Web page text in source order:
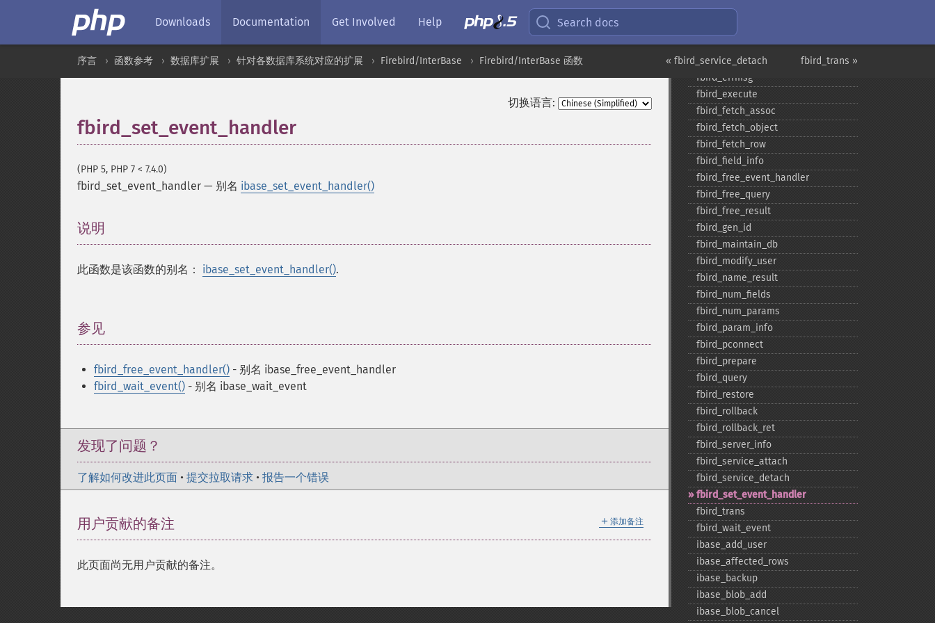
Downloads Documentation Get Involved Help Search docs
fbird_trans »
« fbird_service_detach
序言 函数参考 数据库扩展 针对各数据库系统对应的扩展 Firebird/InterBase Firebird/InterBase 函数
切换语言:
fbird_set_event_handler
(PHP 5, PHP 7 < 7.4.0)
fbird_set_event_handler — 别名 ibase_set_event_handler()
说明
此函数是该函数的别名： ibase_set_event_handler().
参见
fbird_free_event_handler() - 别名 ibase_free_event_handler
fbird_wait_event() - 别名 ibase_wait_event
发现了问题？
了解如何改进此页面 • 提交拉取请求 • 报告一个错误
＋ 添加备注
用户贡献的备注
此页面尚无用户贡献的备注。
fbird_​db_​info
fbird_​drop_​db
fbird_​errcode
fbird_​errmsg
fbird_​execute
fbird_​fetch_​assoc
fbird_​fetch_​object
fbird_​fetch_​row
fbird_​field_​info
fbird_​free_​event_​handler
fbird_​free_​query
fbird_​free_​result
fbird_​gen_​id
fbird_​maintain_​db
fbird_​modify_​user
fbird_​name_​result
fbird_​num_​fields
fbird_​num_​params
fbird_​param_​info
fbird_​pconnect
fbird_​prepare
fbird_​query
fbird_​restore
fbird_​rollback
fbird_​rollback_​ret
fbird_​server_​info
fbird_​service_​attach
fbird_​service_​detach
fbird_​set_​event_​handler
fbird_​trans
fbird_​wait_​event
ibase_​add_​user
ibase_​affected_​rows
ibase_​backup
ibase_​blob_​add
ibase_​blob_​cancel